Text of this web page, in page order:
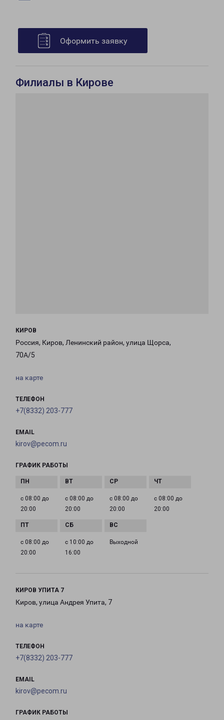
Оформить заявку
Филиалы в Кирове
КИРОВ
Россия, Киров, Ленинский район, улица Щорса,
70А/5
на карте
ТЕЛЕФОН
+7(8332) 203-777
EMAIL
kirov@pecom.ru
ГРАФИК РАБОТЫ
с 08:00 до
20:00
с 08:00 до
20:00
с 08:00 до
20:00
с 08:00 до
20:00
с 08:00 до
20:00
с 10:00 до
16:00
Выходной
КИРОВ УПИТА 7
Киров, улица Андрея Упита, 7
на карте
ТЕЛЕФОН
+7(8332) 203-777
EMAIL
kirov@pecom.ru
ГРАФИК РАБОТЫ